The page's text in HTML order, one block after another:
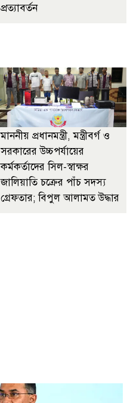
প্রত্যাবর্তন
মাননীয় প্রধানমন্ত্রী, মন্ত্রীবর্গ ও
সরকারের উচ্চপর্যায়ের
কর্মকর্তাদের সিল-স্বাক্ষর
জালিয়াতি চক্রের পাঁচ সদস্য
গ্রেফতার; বিপুল আলামত উদ্ধার